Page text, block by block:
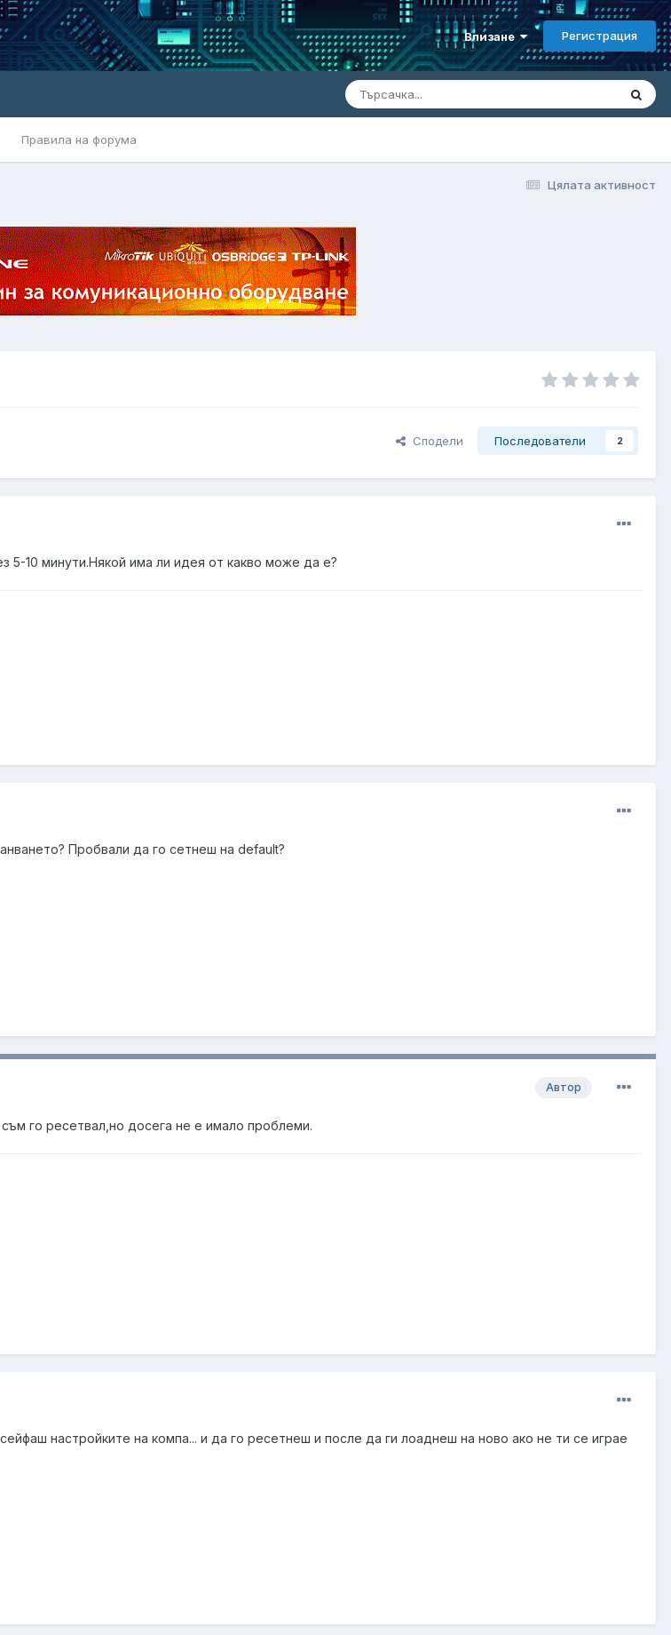
Влизане Регистрация
Правила на форума
Цялата активност
Сподели Последователи 2
5-10 минути.Някой има ли идея от какво може да е?
Пробвали да го сетнеш на default?
Автор
го ресетвал,но досега не е имало проблеми.
настройките на компа... и да го ресетнеш и после да ги лоаднеш на ново ако не ти се играе